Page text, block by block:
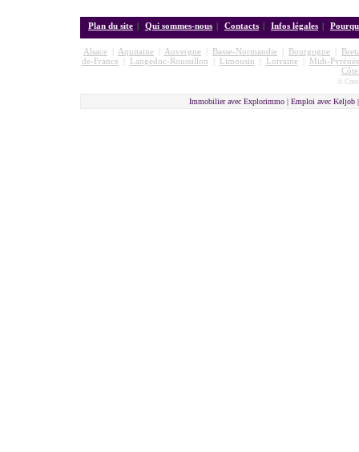
Plan du site | Qui sommes-nous | Contacts | Infos légales |
Alsace Aquitaine Auvergne Basse-Normandie Bourgogne
de-France| Langedoc-Roussillon Limousin Lorraine|
Midi-
©
Immobilier avec Explorimmo | Emploi avec Keljob